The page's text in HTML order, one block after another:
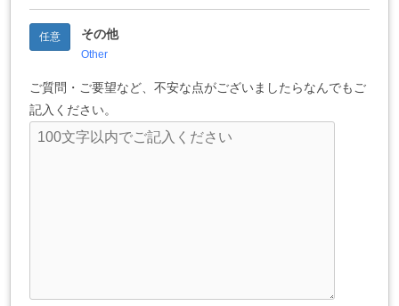
任意 その他
Other
ご質問・ご要望など、不安な点がございましたらなんでもご
記入ください。